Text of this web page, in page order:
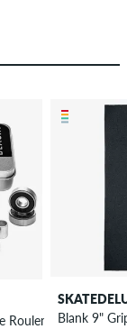
RoulementsBlank 9"